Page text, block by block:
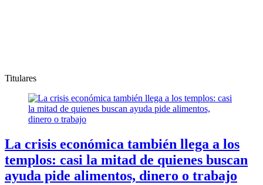
Titulares
La crisis económica también llega a los
templos: casi la mitad de quienes buscan
ayuda pide alimentos, dinero o trabajo